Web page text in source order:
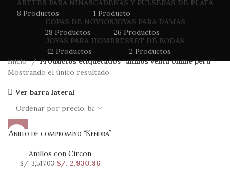
ARETES PARA NINAS
8 Productos
CADENAS Y PULSERAS DE PLATA
1 Producto
COPAS DE NOVIOS
28 Productos
JOYAS PARA DAMAS
26 Productos
JOYAS PARA HOMBRES
42 Productos
SET DE BODAS
2 Productos
Inicio
Productos etiquetados “anillos venta online peru”
Mostrando el único resultado
Ver barra lateral
Anillo de compromiso “Kendra”
Anillos con Circon
S/.3,517.03 S/. 2,930.86